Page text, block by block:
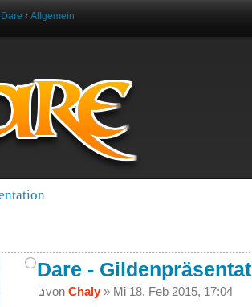
Dare ‹ Allgemein
Dare -
von Chaly» Mi 18. Feb 2015, 17:04